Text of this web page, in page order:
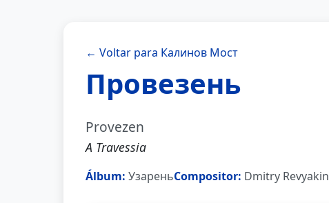
← Voltar para Калинов Мост
Провезень
Provezen
A Travessia
Álbum: УзареньCompositor: Dmitry Revyakin